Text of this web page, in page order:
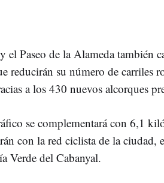
el Paseo de la Alameda también
reducirán su número de carriles
a los 430 nuevos alcorques
se complementará con 6,1
con la red ciclista de la ciudad,
Verde del Cabanyal.